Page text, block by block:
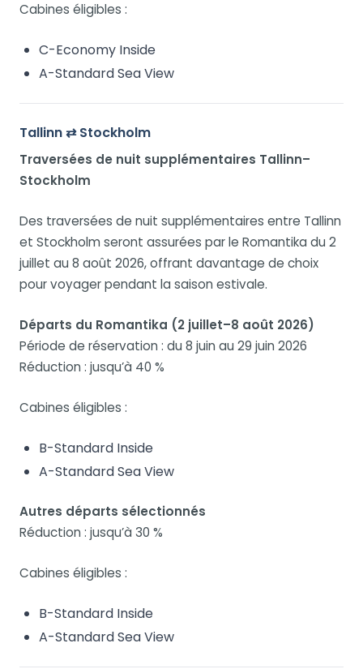
Cabines éligibles :
C-Economy Inside
A-Standard Sea View
Tallinn ⇄ Stockholm
Traversées de nuit supplémentaires Tallinn–
Stockholm
Des traversées de nuit supplémentaires entre Tallinn
et Stockholm seront assurées par le Romantika du 2
juillet au 8 août 2026, offrant davantage de choix
pour voyager pendant la saison estivale.
Départs du Romantika (2 juillet–8 août 2026)
Période de réservation : du 8 juin au 29 juin 2026
Réduction : jusqu’à 40 %
Cabines éligibles :
B-Standard Inside
A-Standard Sea View
Autres départs sélectionnés
Réduction : jusqu’à 30 %
Cabines éligibles :
B-Standard Inside
A-Standard Sea View